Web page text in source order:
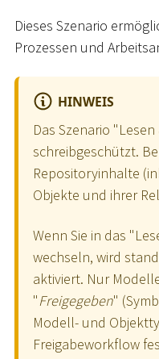
Dieses Szenario
Prozessen und
HINWEIS
Das Szenario
schreibgeschützt.
Repositoryinhalte
Objekte und ihrer
Wenn Sie in das
wechseln, wird
aktiviert. Nur
"Freigegeben"
Modell- und
Freigabeworkflow